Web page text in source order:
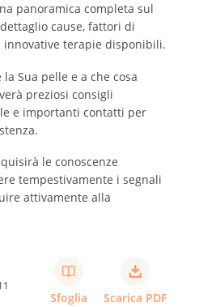
panoramica completa sul
cause, fattori di
innovative terapie disponibili.
Sua pelle e a che cosa
preziosi consigli
e importanti contatti per
le conoscenze
tempestivamente i segnali
attivamente alla
Sfoglia Scarica PDF